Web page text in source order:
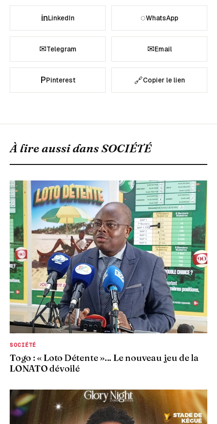
inLinkedIn ◌WhatsApp
✉Telegram ✉Email
PPinterest 🔗Copier le lien
À lire aussi dansSOCIÉTÉ
SOCIÉTÉ
Togo : « Loto Détente »... Le nouveau jeu de la
LONATO dévoilé